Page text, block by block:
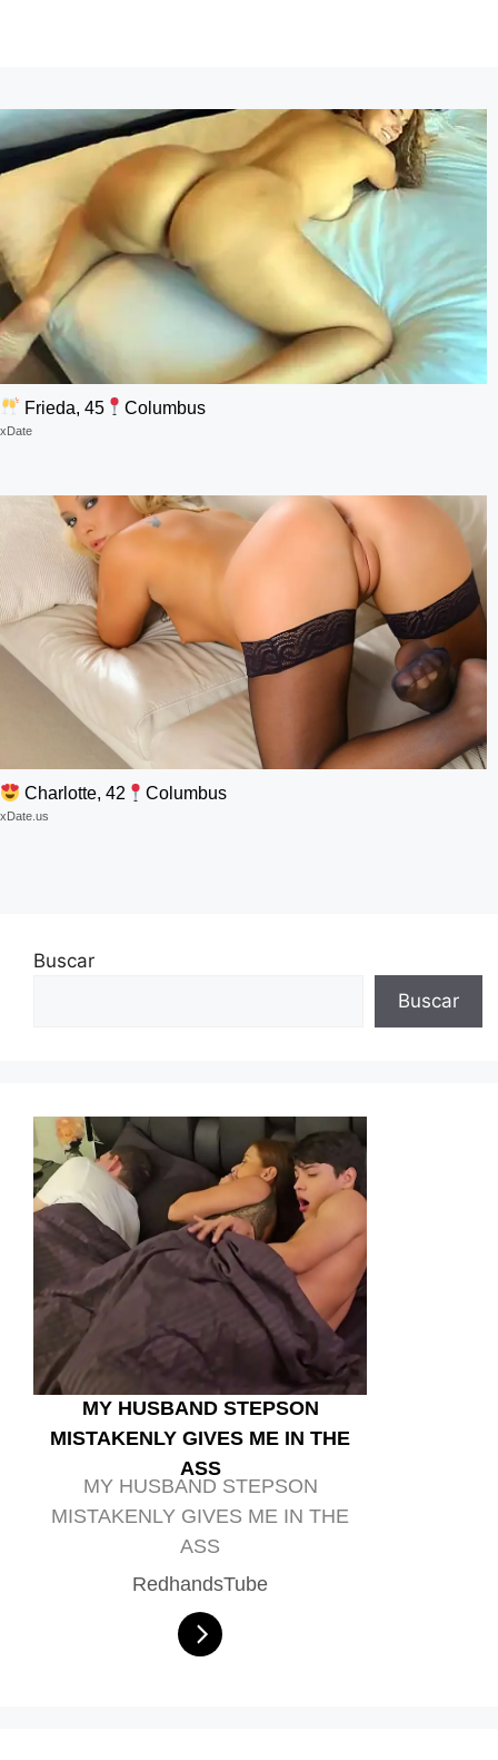
Frieda, 45 Columbus
xDate
Charlotte, 42 Columbus
xDate.us
Buscar
Buscar
MY HUSBAND STEPSON
MISTAKENLY GIVES ME IN THE
ASS
MY HUSBAND STEPSON
MISTAKENLY GIVES ME IN THE
ASS
RedhandsTube